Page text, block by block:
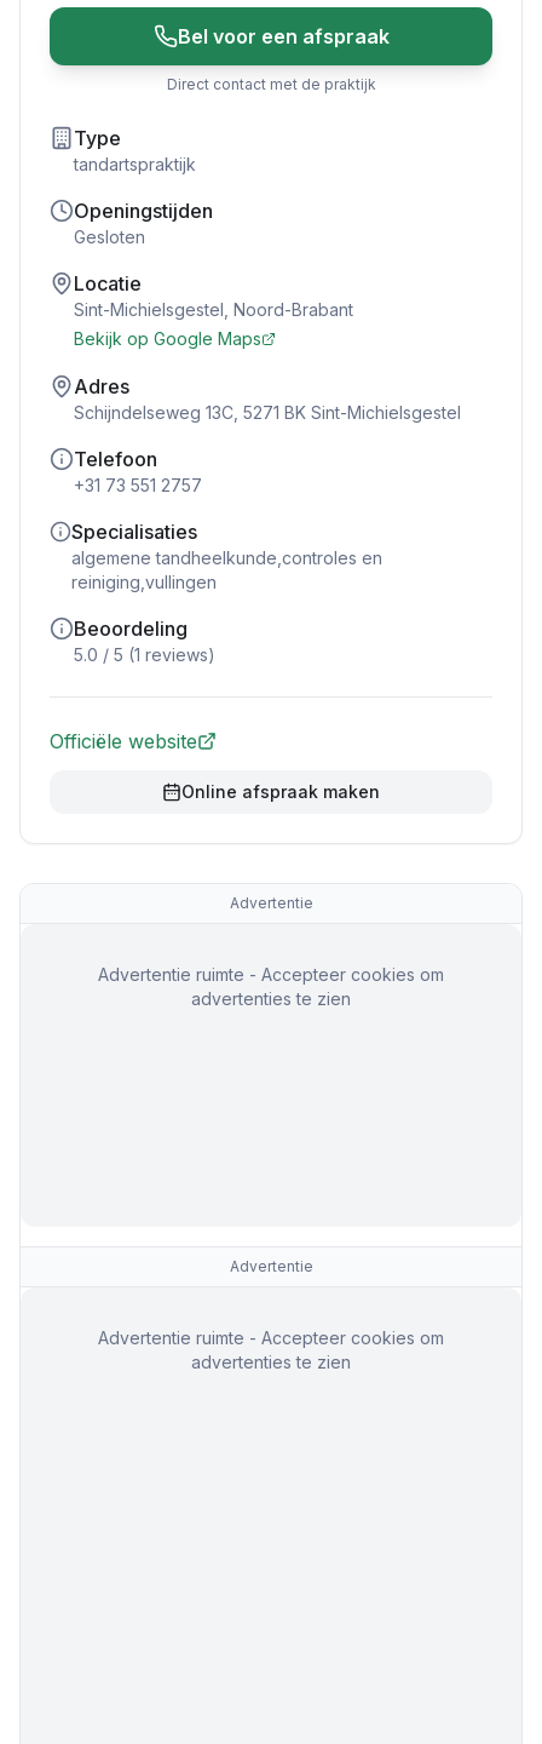
Bel voor een afspraak
Direct contact met de praktijk
Type
tandartspraktijk
Openingstijden
Gesloten
Locatie
Sint-Michielsgestel Noord-Brabant
Bekijk op Google Maps
Adres
Schijndelseweg 13C, 5271 BK Sint-Michielsgestel
Telefoon
+31 73 551 2757
Specialisaties
algemene tandheelkunde,controles en
reiniging,vullingen
Beoordeling
5.0 / 5 (1 reviews)
Officiële website
Online afspraak maken
Advertentie
Advertentie ruimte - Accepteer cookies om
advertenties te zien
Advertentie
Advertentie ruimte - Accepteer cookies om
advertenties te zien